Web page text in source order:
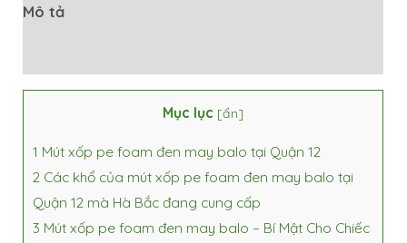
Mô tả
Mục lục [ẩn]
1 Mút xốp pe foam đen may balo tại Quận 12
2 Các khổ của mút xốp pe foam đen may balo tại
Quận 12 mà Hà Bắc đang cung cấp
3 Mút xốp pe foam đen may balo – Bí Mật Cho Chiếc